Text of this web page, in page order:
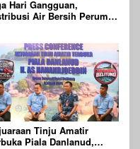
Hari Gangguan,
Air Bersih Perumda
Tinju Amatir
Piala Danlanud,